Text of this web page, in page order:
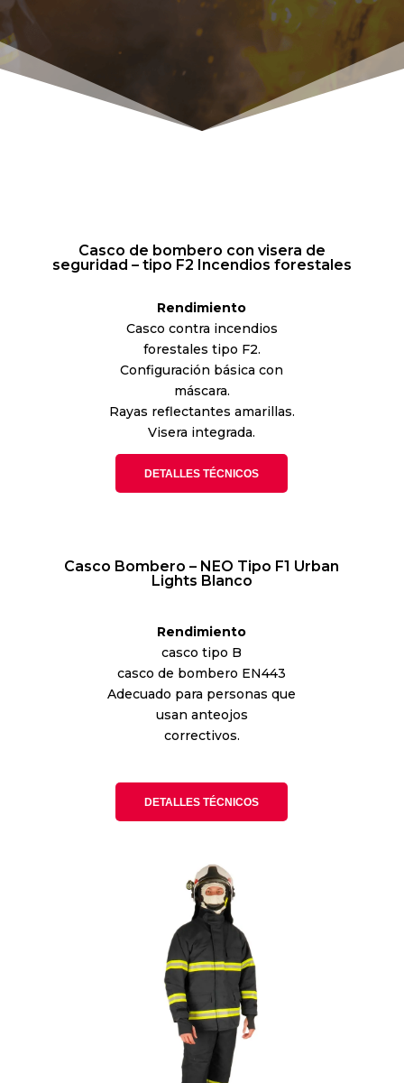
Casco de bombero con visera de
seguridad – tipo F2 Incendios forestales
Rendimiento
Casco contra incendios
forestales tipo F2.
Configuración básica con
máscara.
Rayas reflectantes amarillas.
Visera integrada.
DETALLES TÉCNICOS
Casco Bombero – NEO Tipo F1 Urban
Lights Blanco
Rendimiento
casco tipo B
casco de bombero EN443
Adecuado para personas que
usan anteojos
correctivos.
DETALLES TÉCNICOS